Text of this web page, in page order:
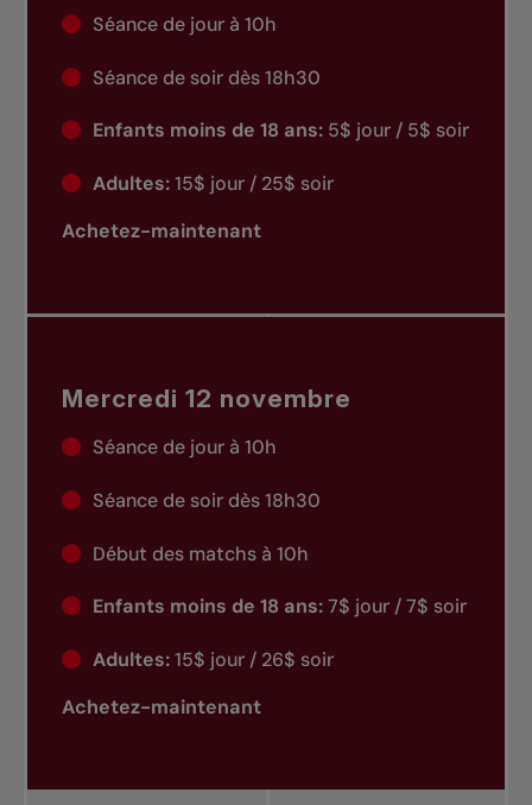
Séance de jour à 10h
Séance de soir dès 18h30
Enfants moins de 18 ans:5$ jour / 5$ soir
Adultes:15$ jour / 25$ soir
Achetez-maintenant
Mercredi 12 novembre
Séance de jour à 10h
Séance de soir dès 18h30
Début des matchs à 10h
Enfants moins de 18 ans:7$ jour / 7$ soir
Adultes:15$ jour / 26$ soir
Achetez-maintenant